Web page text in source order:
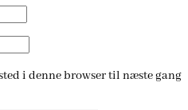
i denne browser til næste gang